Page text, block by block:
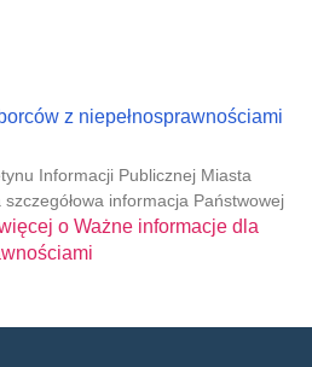
z niepełnosprawnościami
Informacji Publicznej Miasta
informacja Państwowej
o Ważne informacje dla